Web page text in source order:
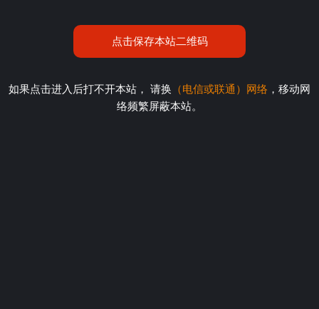
点击保存本站二维码
如果点击进入后打不开本站， 请换 （电信或联通）网络 ，移动网
络频繁屏蔽本站。